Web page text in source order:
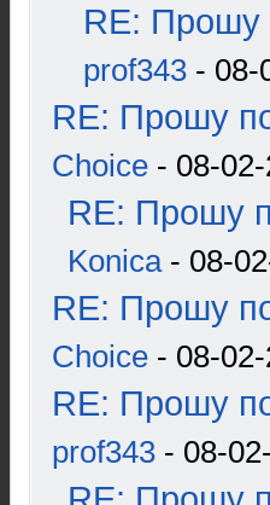
RE: Прошу
prof343 - 08-
RE: Прошу
Choice - 08-
RE: Прошу
Konica- 08-
RE: Прошу
Choice - 08-
RE: Прошу
prof343 - 08-